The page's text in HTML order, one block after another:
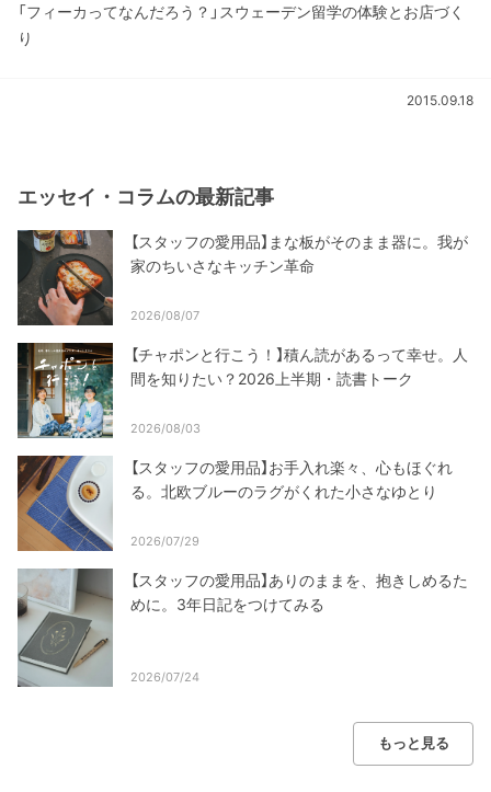
「フィーカってなんだろう？」スウェーデン留学の体験とお店づく
り
2015.09.18
エッセイ・コラムの最新記事
【スタッフの愛用品】まな板がそのまま器に。我が
家のちいさなキッチン革命
2026/08/07
【チャポンと行こう！】積ん読があるって幸せ。人
間を知りたい？2026上半期・読書トーク
2026/08/03
【スタッフの愛用品】お手入れ楽々、心もほぐれ
る。北欧ブルーのラグがくれた小さなゆとり
2026/07/29
【スタッフの愛用品】ありのままを、抱きしめるた
めに。3年日記をつけてみる
2026/07/24
もっと見る